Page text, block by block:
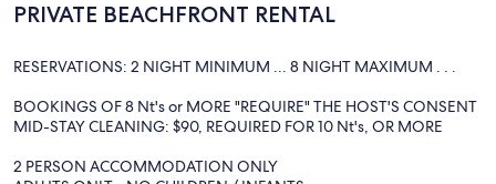
PRIVATE BEACHFRONT RENTAL
RESERVATIONS: 2 NIGHT MINIMUM ... 8 NIGHT MAXIMUM . . .
BOOKINGS OF 8 Nt's or MORE "REQUIRE" THE HOST'S CONSENT
MID-STAY CLEANING: $90, REQUIRED FOR 10 Nt's, OR MORE
2 PERSON ACCOMMODATION ONLY